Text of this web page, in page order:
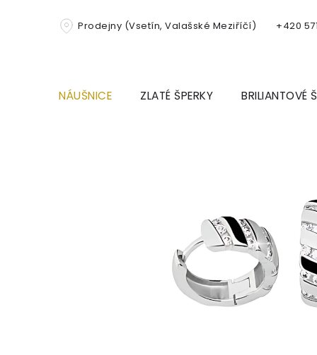
Prodejny (Vsetín, Valašské Meziříčí) +420
NÁUŠNICE ZLATÉ ŠPERKY BRILIANTOVÉ